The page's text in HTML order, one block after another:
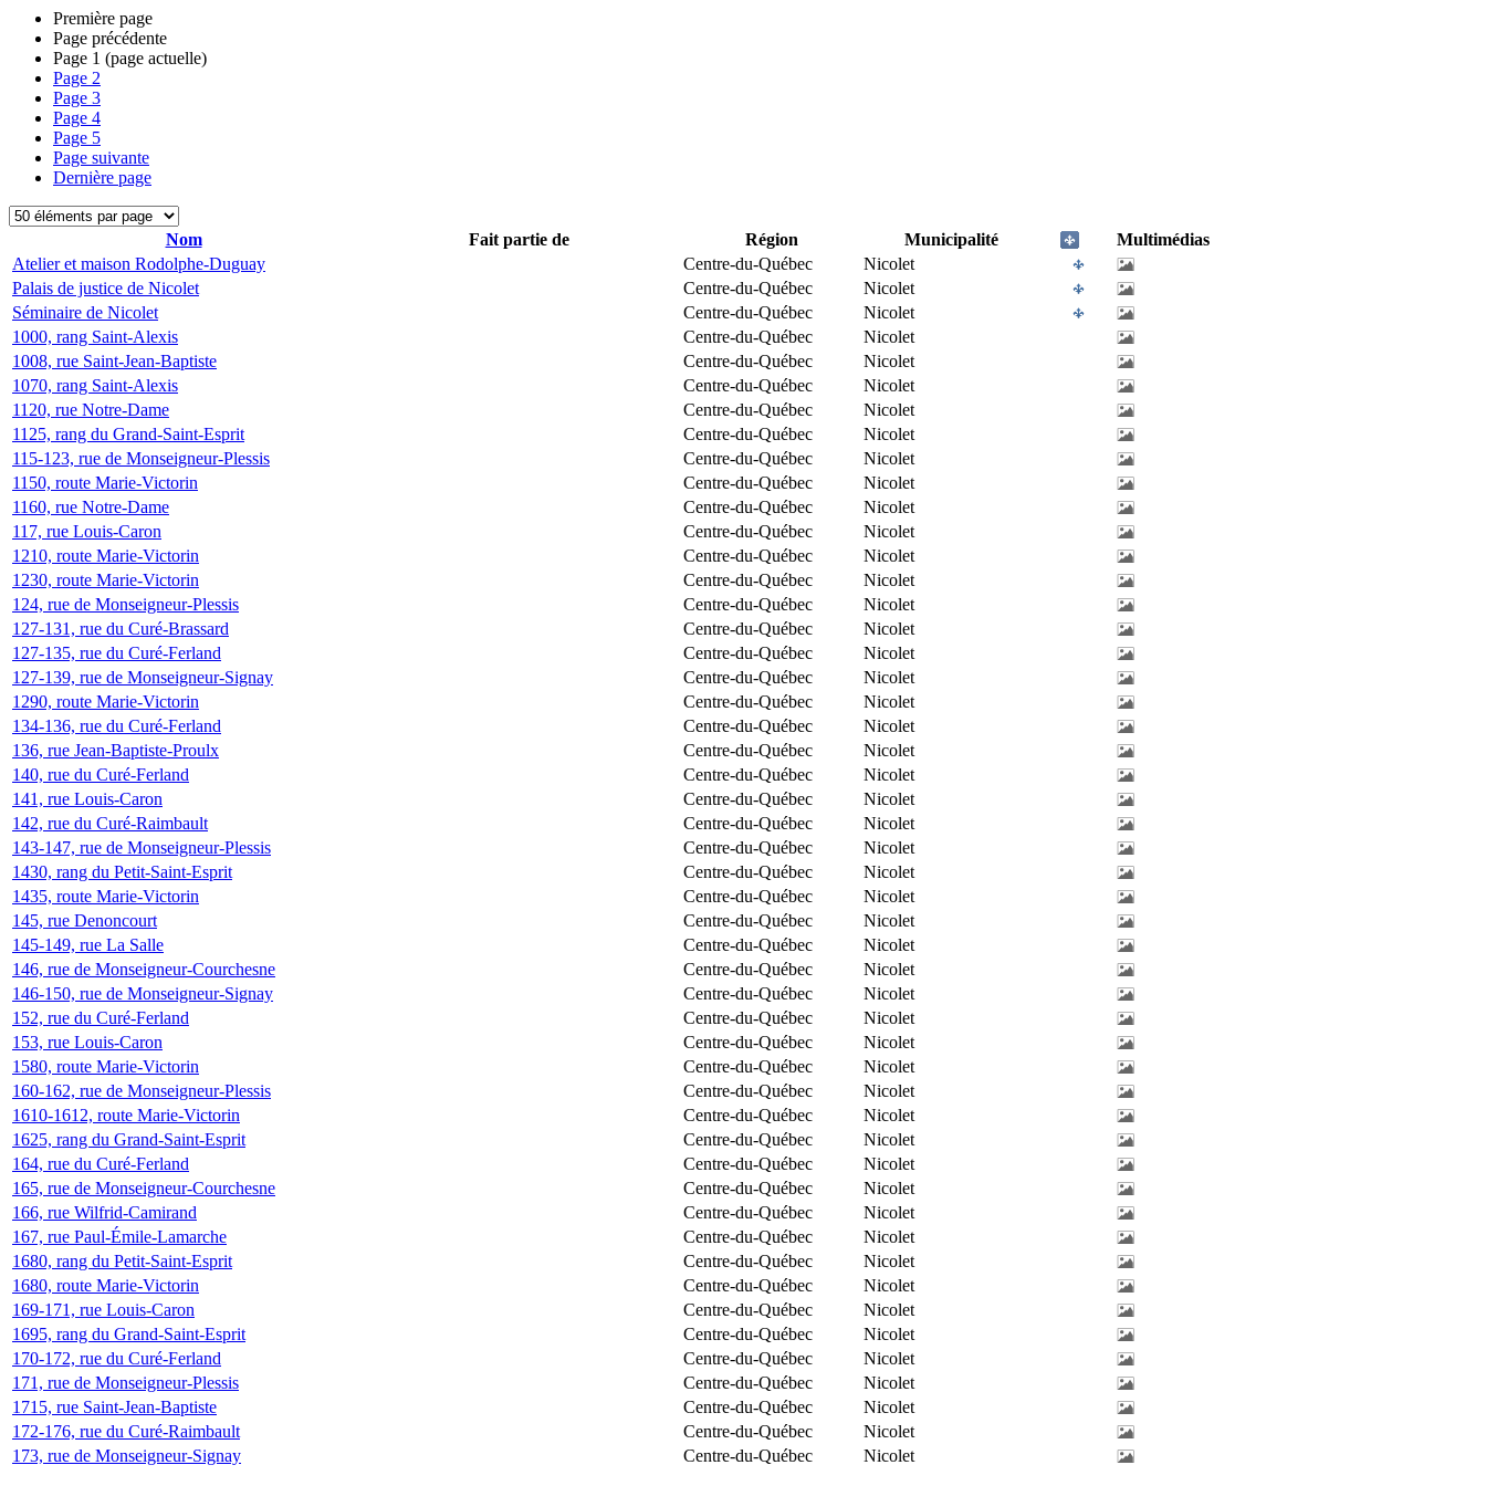
Première page
Page précédente
Page 1 (page actuelle)
Page 2
Page 3
Page 4
Page 5
Page suivante
Dernière page
Nom Fait partie de Région Municipalité
Multimédias
Atelier et maison Rodolphe-Duguay
Centre-du-Québec
Nicolet
Palais de justice de Nicolet
Centre-du-Québec
Nicolet
Séminaire de Nicolet
Centre-du-Québec
Nicolet
1000, rang Saint-Alexis
Centre-du-Québec
Nicolet
1008, rue Saint-Jean-Baptiste
Centre-du-Québec
Nicolet
1070, rang Saint-Alexis
Centre-du-Québec
Nicolet
1120, rue Notre-Dame
Centre-du-Québec
Nicolet
1125, rang du Grand-Saint-Esprit
Centre-du-Québec
Nicolet
115-123, rue de Monseigneur-Plessis
Centre-du-Québec
Nicolet
1150, route Marie-Victorin
Centre-du-Québec
Nicolet
1160, rue Notre-Dame
Centre-du-Québec
Nicolet
117, rue Louis-Caron
Centre-du-Québec
Nicolet
1210, route Marie-Victorin
Centre-du-Québec
Nicolet
1230, route Marie-Victorin
Centre-du-Québec
Nicolet
124, rue de Monseigneur-Plessis
Centre-du-Québec
Nicolet
127-131, rue du Curé-Brassard
Centre-du-Québec
Nicolet
127-135, rue du Curé-Ferland
Centre-du-Québec
Nicolet
127-139, rue de Monseigneur-Signay
Centre-du-Québec
Nicolet
1290, route Marie-Victorin
Centre-du-Québec
Nicolet
134-136, rue du Curé-Ferland
Centre-du-Québec
Nicolet
136, rue Jean-Baptiste-Proulx
Centre-du-Québec
Nicolet
140, rue du Curé-Ferland
Centre-du-Québec
Nicolet
141, rue Louis-Caron
Centre-du-Québec
Nicolet
142, rue du Curé-Raimbault
Centre-du-Québec
Nicolet
143-147, rue de Monseigneur-Plessis
Centre-du-Québec
Nicolet
1430, rang du Petit-Saint-Esprit
Centre-du-Québec
Nicolet
1435, route Marie-Victorin
Centre-du-Québec
Nicolet
145, rue Denoncourt
Centre-du-Québec
Nicolet
145-149, rue La Salle
Centre-du-Québec
Nicolet
146, rue de Monseigneur-Courchesne
Centre-du-Québec
Nicolet
146-150, rue de Monseigneur-Signay
Centre-du-Québec
Nicolet
152, rue du Curé-Ferland
Centre-du-Québec
Nicolet
153, rue Louis-Caron
Centre-du-Québec
Nicolet
1580, route Marie-Victorin
Centre-du-Québec
Nicolet
160-162, rue de Monseigneur-Plessis
Centre-du-Québec
Nicolet
1610-1612, route Marie-Victorin
Centre-du-Québec
Nicolet
1625, rang du Grand-Saint-Esprit
Centre-du-Québec
Nicolet
164, rue du Curé-Ferland
Centre-du-Québec
Nicolet
165, rue de Monseigneur-Courchesne
Centre-du-Québec
Nicolet
166, rue Wilfrid-Camirand
Centre-du-Québec
Nicolet
167, rue Paul-Émile-Lamarche
Centre-du-Québec
Nicolet
1680, rang du Petit-Saint-Esprit
Centre-du-Québec
Nicolet
1680, route Marie-Victorin
Centre-du-Québec
Nicolet
169-171, rue Louis-Caron
Centre-du-Québec
Nicolet
1695, rang du Grand-Saint-Esprit
Centre-du-Québec
Nicolet
170-172, rue du Curé-Ferland
Centre-du-Québec
Nicolet
171, rue de Monseigneur-Plessis
Centre-du-Québec
Nicolet
1715, rue Saint-Jean-Baptiste
Centre-du-Québec
Nicolet
172-176, rue du Curé-Raimbault
Centre-du-Québec
Nicolet
173, rue de Monseigneur-Signay
Centre-du-Québec Nicolet